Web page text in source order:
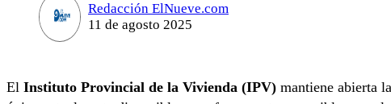
Redacción ElNueve.com
11 de agosto 2025
El Instituto Provincial de la Vivienda (IPV) mantiene abierta